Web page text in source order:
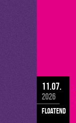
11.07.
2026
floatend